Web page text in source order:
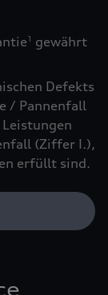
1
gewährt
Defekts
/ Pannenfall
(Ziffer I.),
erfüllt sind.